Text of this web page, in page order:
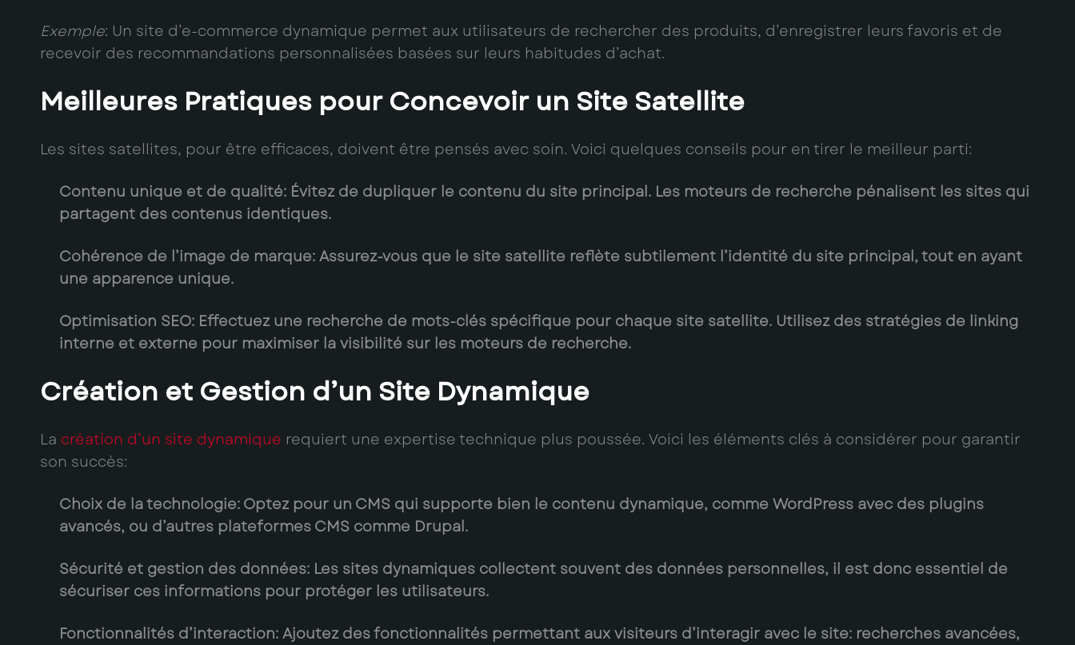
Exemple: Un site d’e-commerce dynamique permet aux utilisateurs de rechercher des produits, d’enregistrer leurs favoris et de
recevoir des recommandations personnalisées basées sur leurs habitudes d’achat.
Meilleures Pratiques pour Concevoir un Site Satellite
Les sites satellites, pour être efficaces, doivent être pensés avec soin. Voici quelques conseils pour en tirer le meilleur parti:
Contenu unique et de qualité: Évitez de dupliquer le contenu du site principal. Les moteurs de recherche pénalisent les sites qui
partagent des contenus identiques.
Cohérence de l’image de marque: Assurez-vous que le site satellite reflète subtilement l’identité du site principal, tout en ayant
une apparence unique.
Optimisation SEO: Effectuez une recherche de mots-clés spécifique pour chaque site satellite. Utilisez des stratégies de linking
interne et externe pour maximiser la visibilité sur les moteurs de recherche.
Création et Gestion d’un Site Dynamique
La création d’un site dynamique requiert une expertise technique plus poussée. Voici les éléments clés à considérer pour garantir
son succès:
Choix de la technologie: Optez pour un CMS qui supporte bien le contenu dynamique, comme WordPress avec des plugins
avancés, ou d’autres plateformes CMS comme Drupal.
Sécurité et gestion des données: Les sites dynamiques collectent souvent des données personnelles, il est donc essentiel de
sécuriser ces informations pour protéger les utilisateurs.
Fonctionnalités d’interaction: Ajoutez des fonctionnalités permettant aux visiteurs d’interagir avec le site: recherches avancées,